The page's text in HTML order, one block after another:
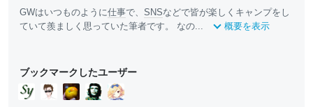
GWはいつものように仕事で、 SNSなどで皆が楽しくキャンプをし
ていて羨ましく思っていた筆者です。 なの...
概要を表示
ブックマークしたユーザー